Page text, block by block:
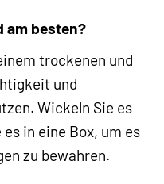
am besten?
trockenen und
und
Wickeln Sie es
in eine Box, um es
zu bewahren.